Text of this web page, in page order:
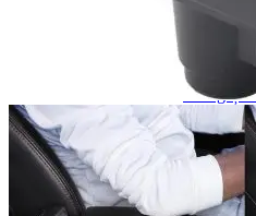
Navigație
Navigație
Navigație
Navigație
Navigație
Navigație
Navigație
Skoda